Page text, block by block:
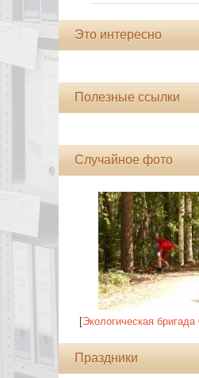
Это интересно
Полезные ссылки
Случайное фото
[Экологическая
Праздники